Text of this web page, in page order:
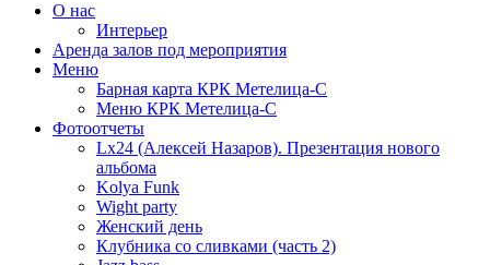
О нас
Интерьер
Аренда залов под мероприятия
Меню
Барная карта КРК Метелица-С
Меню КРК Метелица-С
Фотоотчеты
Lx24 (Алексей Назаров). Презентация нового
альбома
Kolya Funk
Wight party
Женский день
Клубника со сливками (часть 2)